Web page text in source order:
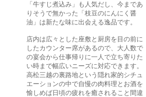
「牛すじ煮込み」も人気だし、今まであ
りそうで無かった「枝豆のにんにく醤
油」は新たな味に出会える逸品です。
店内は広々とした座敷と厨房を目の前に
したカウンター席があるので、大人数で
の宴会から仕事帰りに一人で立ち寄りた
い時まで幅広いニーズに対応できます。
高松三越の裏路地という隠れ家的シチュ
エーションの中で自慢の肉料理とお酒を
愉しめば日頃の疲れを癒されること間違